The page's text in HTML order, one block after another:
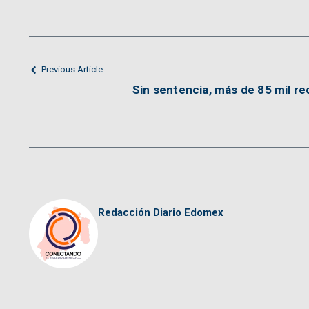
Previous Article
Sin sentencia, más de 85 mil
Redacción Diario Edomex